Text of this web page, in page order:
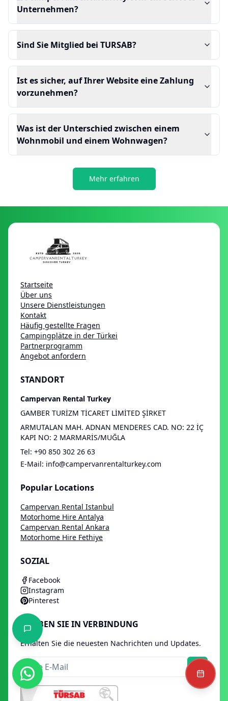
Unternehmen?
Sind Sie Mitglied bei TURSAB?
Ist es sicher, auf Ihrer Website eine Zahlung
vorzunehmen?
Was ist der Unterschied zwischen einem
Wohnmobil und einem Wohnwagen?
Mehr erfahren
Startseite
Über uns
Unsere Dienstleistungen
Kontakt
Häufig gestellte Fragen
Campingplätze in der Türkei
Partnerprogramm
Angebot anfordern
STANDORT
Campervan Rental Turkey
GAMBER TURİZM TİCARET LİMİTED ŞİRKET
ARMUTALAN MAH. ADNAN MENDERES CAD. NO: 22 İÇ
KAPI NO: 2 MARMARİS/MUĞLA
Tel: +90 850 302 26 63
E-Mail: info@campervanrentalturkey.com
Popular Locations
Campervan Rental Istanbul
Motorhome Hire Antalya
Campervan Rental Ankara
Motorhome Hire Fethiye
SOZIAL
Facebook
Instagram
Pinterest
BLEIBEN SIE IN VERBINDUNG
Erhalten Sie die neuesten Nachrichten und Updates.